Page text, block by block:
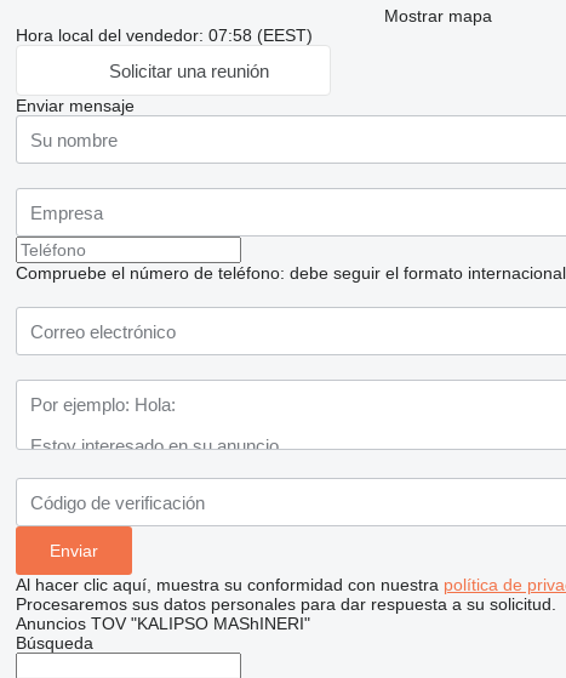
Mostrar mapa
Hora local del vendedor: 07:58 (EEST)
Solicitar una reunión
Enviar mensaje
Compruebe el número de teléfono: debe seguir el formato
Al hacer clic aquí, muestra su conformidad con nuestra política de
Procesaremos sus datos personales para dar respuesta a su solicitud.
Anuncios TOV "KALIPSO MAShINERI"
Búsqueda